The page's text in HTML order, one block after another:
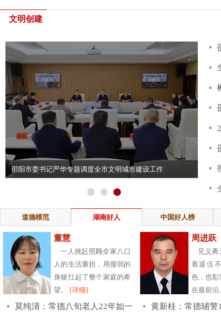
广告征集大赛的通知
湖南第五届全国道德模范候选人公示公告
西”活动的通知
关于做好湖南第五届全国道德模范推荐申报
工作的通知
关于评选表彰第五届全国道德模范的通知
关于开展“珍爱生命·快乐成长”主题教育活动
的实施意见
中宣部向全社会公开发布“时代楷模”邹碧华
董慧
人的生活重担，用瘦弱的
身躯扛起了整个家庭的希
望。[详细]
周进跃
见义勇为事迹不仅体
着退伍不褪色的军人
色，也彰显着共产党员
在最前沿。[详细]
莫纯清：常德八旬老人22年如一
日 义务传承红色文化
黄新桂：常德辅警10余米高桥
身一跃救下轻生少年
张金辉：张家界85后村党组织书
记九年坚守初心 带动300名村民
就近就业
袁刚：邵阳公交司机坚守便民
线 守护菜农出行路
范平军：邵阳泥瓦匠38载深耕建
筑行业 用双手为城市添砖加瓦
杨浩：怀化“外卖校长”25载坚
育人 奔走山间送热饭
陈远亮：郴州老党员为传承红色
基因 自办红色文化收藏馆
廖建民：永州“赤脚医生”35载
守 用仁心守护村民健康安全
未成年人
株洲市渌口
郴州市嘉禾
线
2026年衡东
班一次托管，